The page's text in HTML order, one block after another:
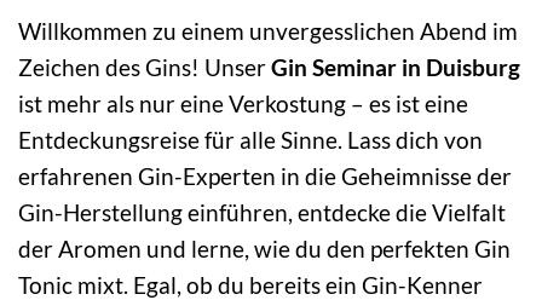
Willkommen zu einem unvergesslichen Abend im
Zeichen des Gins! UnserGin Seminar in Duisburg
ist mehr als nur eine Verkostung – es ist eine
Entdeckungsreise für alle Sinne. Lass dich von
erfahrenen Gin-Experten in die Geheimnisse der
Gin-Herstellung einführen, entdecke die Vielfalt
der Aromen und lerne, wie du den perfekten Gin
Tonic mixt. Egal, ob du bereits ein Gin-Kenner